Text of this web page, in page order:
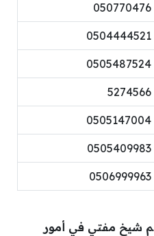
050770476
0504444521
0505487524
5274566
0505147004
0505409983
0506999963
شيخ مفتي في أمور